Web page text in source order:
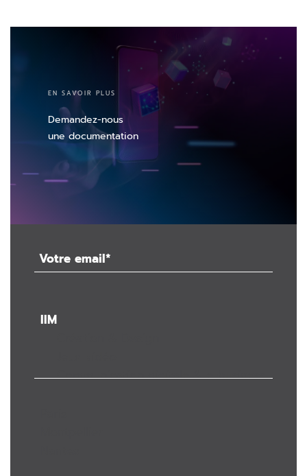
EN SAVOIR PLUS
Demandez-nous
une documentation